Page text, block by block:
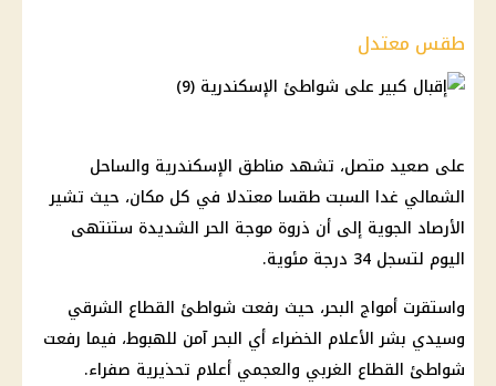
طقس معتدل
على صعيد متصل، تشهد مناطق الإسكندرية والساحل
الشمالي غدا السبت طقسا معتدلا في كل مكان، حيث تشير
الأرصاد الجوية إلى أن ذروة موجة الحر الشديدة ستنتهى
اليوم لتسجل 34 درجة مئوية.
واستقرت أمواج البحر، حيث رفعت شواطئ القطاع الشرقي
وسيدي بشر الأعلام الخضراء أي البحر آمن للهبوط، فيما رفعت
شواطئ القطاع الغربي والعجمي أعلام تحذيرية صفراء.